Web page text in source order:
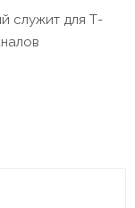
служит для Т-